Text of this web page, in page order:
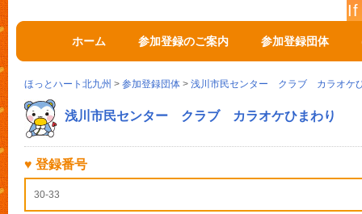
ホーム 参加登録のご案内 参加登録団体
ほっとハート北九州 > 参加登録団体 > 浅川市民センター クラブ カラオケ
浅川市民センター クラブ カラオケひまわり
♥ 登録番号
30-33